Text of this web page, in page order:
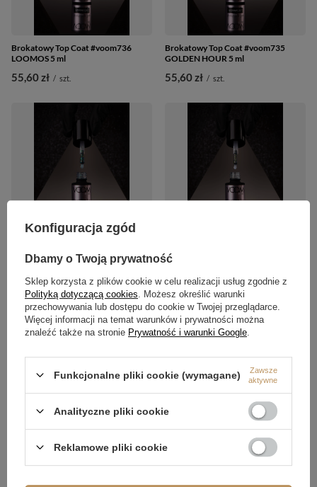
Brokatowy Top Coat #voom736
LOOMOS 5 ml
55,60 zł / szt.
Brokatowy Top Coat #voom735
GOLDEN HOUR 5 ml
55,60 zł / szt.
Brokatowy Top Coat #voom734
LEPRECHAUN 5 ml
55,60 zł / szt.
Brokatowy Top Coat #voom733 LIKE
55,60 zł / szt.
Brokatowy Top Coat #voom732
Brokatowy Top Coat #voom729
Konfiguracja zgód
Dbamy o Twoją prywatność
Sklep korzysta z plików cookie w celu realizacji usług zgodnie z
Polityką dotyczącą cookies . Możesz określić warunki
przechowywania lub dostępu do cookie w Twojej przeglądarce.
Więcej informacji na temat warunków i prywatności można
znaleźć także na stronie Prywatność i warunki Google
Funkcjonalne pliki cookie (wymagane)
Zawsze
aktywne
Analityczne pliki cookie
Reklamowe pliki cookie